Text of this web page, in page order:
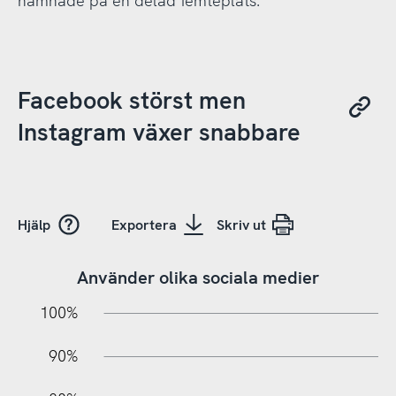
Facebook störst men
Instagram växer snabbare
Hjälp Exportera Skriv ut
Använder olika sociala medier
100%
90%